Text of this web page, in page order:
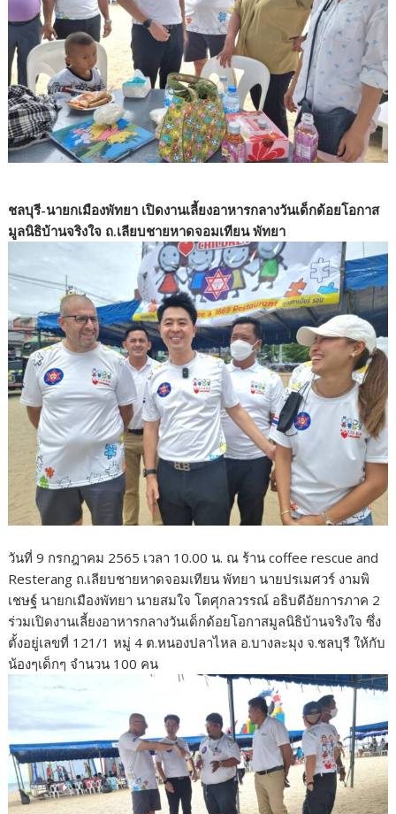
ชลบุรี-นายกเมืองพัทยา เปิดงานเลี้ยงอาหารกลางวันเด็กด้อยโอกาส
มูลนิธิบ้านจริงใจ ถ.เลียบชายหาดจอมเทียน พัทยา
วันที่ 9 กรกฎาคม 2565 เวลา 10.00 น. ณ ร้าน coffee rescue and
Resterang ถ.เลียบชายหาดจอมเทียน พัทยา นายปรเมศวร์ งามพิ
เชษฐ์ นายกเมืองพัทยา นายสมใจ โตศุกลวรรณ์ อธิบดีอัยการภาค 2
ร่วมเปิดงานเลี้ยงอาหารกลางวันเด็กด้อยโอกาสมูลนิธิบ้านจริงใจ ซึ่ง
ตั้งอยู่เลขที่ 121/1 หมู่ 4 ต.หนองปลาไหล อ.บางละมุง จ.ชลบุรี ให้กับ
น้องๆเด็กๆ จำนวน 100 คน